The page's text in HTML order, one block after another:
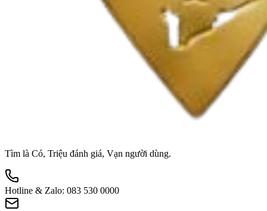
Tìm là Có, Triệu đánh giá, Vạn người dùng.
Hotline & Zalo: 083 530 0000